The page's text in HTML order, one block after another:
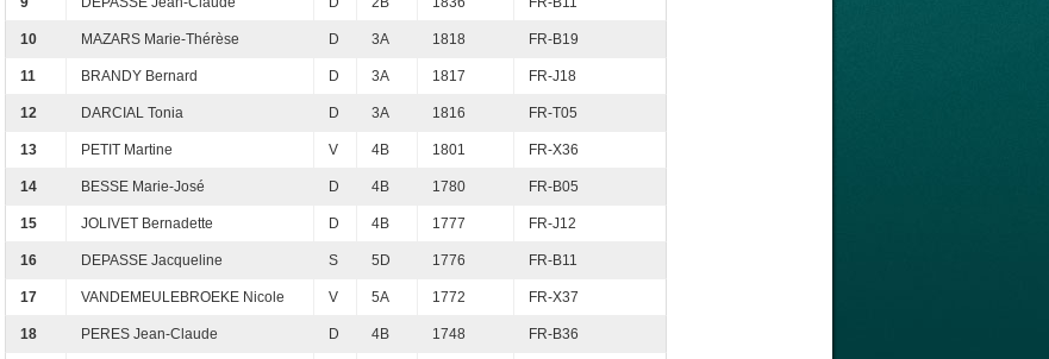
10 MAZARS Marie-Thérèse D 3A 1818 FR-B19
11 BRANDY Bernard D 3A 1817 FR-J18
12 DARCIAL Tonia D 3A 1816 FR-T05
13 PETIT Martine V 4B 1801 FR-X36
14 BESSE Marie-José D 4B 1780 FR-B05
15 JOLIVET Bernadette D 4B 1777 FR-J12
16 DEPASSE Jacqueline S 5D 1776 FR-B11
17 VANDEMEULEBROEKE Nicole V 5A 1772 FR-X37
18 PERES Jean-Claude D 4B 1748 FR-B36